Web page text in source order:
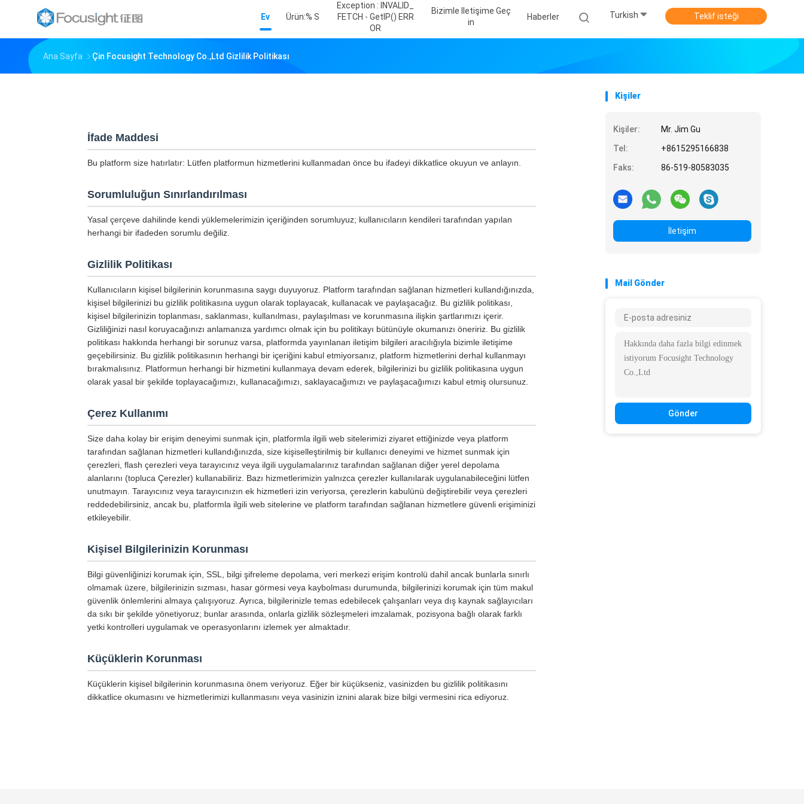
Ev Ürün:% S
Exception : INVALID_
FETCH - GetIP() ERR
OR
Bizimle Iletişime Geç
In
Haberler Turkish Teklif isteği
Ana Sayfa Çin Focusight Technology Co.,Ltd Gizlilik Politikası
İfade Maddesi
Bu platform size hatırlatır: Lütfen platformun hizmetlerini kullanmadan önce bu ifadeyi dikkatlice okuyun ve anlayın.
Sorumluluğun Sınırlandırılması
Yasal çerçeve dahilinde kendi yüklemelerimizin içeriğinden sorumluyuz; kullanıcıların kendileri tarafından yapılan
herhangi bir ifadeden sorumlu değiliz.
Gizlilik Politikası
Kullanıcıların kişisel bilgilerinin korunmasına saygı duyuyoruz. Platform tarafından sağlanan hizmetleri kullandığınızda,
kişisel bilgilerinizi bu gizlilik politikasına uygun olarak toplayacak, kullanacak ve paylaşacağız. Bu gizlilik politikası,
kişisel bilgilerinizin toplanması, saklanması, kullanılması, paylaşılması ve korunmasına ilişkin şartlarımızı içerir.
Gizliliğinizi nasıl koruyacağınızı anlamanıza yardımcı olmak için bu politikayı bütünüyle okumanızı öneririz. Bu gizlilik
politikası hakkında herhangi bir sorunuz varsa, platformda yayınlanan iletişim bilgileri aracılığıyla bizimle iletişime
geçebilirsiniz. Bu gizlilik politikasının herhangi bir içeriğini kabul etmiyorsanız, platform hizmetlerini derhal kullanmayı
bırakmalısınız. Platformun herhangi bir hizmetini kullanmaya devam ederek, bilgilerinizi bu gizlilik politikasına uygun
olarak yasal bir şekilde toplayacağımızı, kullanacağımızı, saklayacağımızı ve paylaşacağımızı kabul etmiş olursunuz.
Çerez Kullanımı
Size daha kolay bir erişim deneyimi sunmak için, platformla ilgili web sitelerimizi ziyaret ettiğinizde veya platform
tarafından sağlanan hizmetleri kullandığınızda, size kişiselleştirilmiş bir kullanıcı deneyimi ve hizmet sunmak için
çerezleri, flash çerezleri veya tarayıcınız veya ilgili uygulamalarınız tarafından sağlanan diğer yerel depolama
alanlarını (topluca Çerezler) kullanabiliriz. Bazı hizmetlerimizin yalnızca çerezler kullanılarak uygulanabileceğini lütfen
unutmayın. Tarayıcınız veya tarayıcınızın ek hizmetleri izin veriyorsa, çerezlerin kabulünü değiştirebilir veya çerezleri
reddedebilirsiniz, ancak bu, platformla ilgili web sitelerine ve platform tarafından sağlanan hizmetlere güvenli erişiminizi
etkileyebilir.
Kişisel Bilgilerinizin Korunması
Bilgi güvenliğinizi korumak için, SSL, bilgi şifreleme depolama, veri merkezi erişim kontrolü dahil ancak bunlarla sınırlı
olmamak üzere, bilgilerinizin sızması, hasar görmesi veya kaybolması durumunda, bilgilerinizi korumak için tüm makul
güvenlik önlemlerini almaya çalışıyoruz. Ayrıca, bilgilerinizle temas edebilecek çalışanları veya dış kaynak sağlayıcıları
da sıkı bir şekilde yönetiyoruz; bunlar arasında, onlarla gizlilik sözleşmeleri imzalamak, pozisyona bağlı olarak farklı
yetki kontrolleri uygulamak ve operasyonlarını izlemek yer almaktadır.
Küçüklerin Korunması
Küçüklerin kişisel bilgilerinin korunmasına önem veriyoruz. Eğer bir küçükseniz, vasinizden bu gizlilik politikasını
dikkatlice okumasını ve hizmetlerimizi kullanmasını veya vasinizin iznini alarak bize bilgi vermesini rica ediyoruz.
Kişiler
Kişiler:
Mr. Jim Gu
Tel:
+8615295166838
Faks:
86-519-80583035
İletişim
Mail Gönder
Gönder